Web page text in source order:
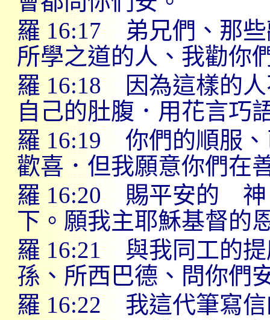
羅16:17 弟兄們、那
所學之道的人、我勸你
羅16:18 因為這樣的
自己的肚腹．用花言巧
羅16:19你們的順服
歡喜．但我願意你們在
羅16:20 賜平安的 神
下。願我主耶穌基督的
羅16:21與我同工的
孫、所西巴德、問你們
羅16:22我這代筆寫